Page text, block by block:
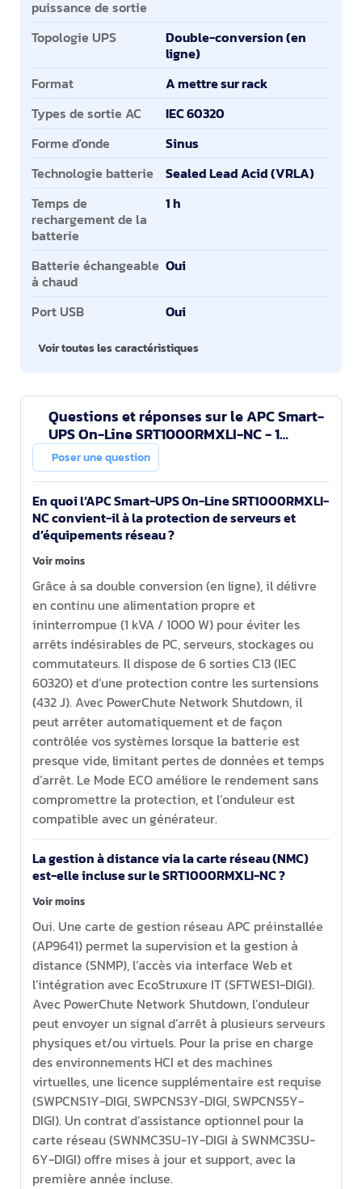
puissance de sortie
Topologie UPS
Double-conversion (en
ligne)
Format
A mettre sur rack
Types de sortie AC
IEC 60320
Forme d'onde
Sinus
Technologie batterie
Sealed Lead Acid (VRLA)
Temps de
rechargement de la
batterie
1 h
Batterie échangeable
à chaud
Oui
Port USB Oui
Voir toutes les caractéristiques
Questions et réponses sur le APC Smart-
UPS On-Line SRT1000RMXLI-NC - 1
kW/VA, 6 sorties C13, montage en rack,
NMC
Poser une question
En quoi l’APC Smart-UPS On-Line SRT1000RMXLI-
NC convient-il à la protection de serveurs et
d’équipements réseau ?
Voir moins
Grâce à sa double conversion (en ligne), il délivre
en continu une alimentation propre et
ininterrompue (1 kVA / 1000 W) pour éviter les
arrêts indésirables de PC, serveurs, stockages ou
commutateurs. Il dispose de 6 sorties C13 (IEC
60320) et d’une protection contre les surtensions
(432 J). Avec PowerChute Network Shutdown, il
peut arrêter automatiquement et de façon
contrôlée vos systèmes lorsque la batterie est
presque vide, limitant pertes de données et temps
d’arrêt. Le Mode ECO améliore le rendement sans
compromettre la protection, et l’onduleur est
compatible avec un générateur.
La gestion à distance via la carte réseau (NMC)
est-elle incluse sur le SRT1000RMXLI-NC ?
Voir moins
Oui. Une carte de gestion réseau APC préinstallée
(AP9641) permet la supervision et la gestion à
distance (SNMP), l’accès via interface Web et
l’intégration avec EcoStruxure IT (SFTWES1-DIGI).
Avec PowerChute Network Shutdown, l’onduleur
peut envoyer un signal d’arrêt à plusieurs serveurs
physiques et/ou virtuels. Pour la prise en charge
des environnements HCI et des machines
virtuelles, une licence supplémentaire est requise
(SWPCNS1Y-DIGI, SWPCNS3Y-DIGI, SWPCNS5Y-
DIGI). Un contrat d’assistance optionnel pour la
carte réseau (SWNMC3SU-1Y-DIGI à SWNMC3SU-
6Y-DIGI) offre mises à jour et support, avec la
première année incluse.